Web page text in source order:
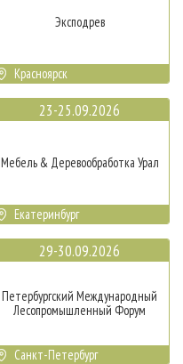
Эксподрев
Красноярск
23-25.09.2026
Мебель & Деревообработка Урал
Екатеринбург
29-30.09.2026
Петербургский Международный
Лесопромышленный Форум
Санкт-Петербург